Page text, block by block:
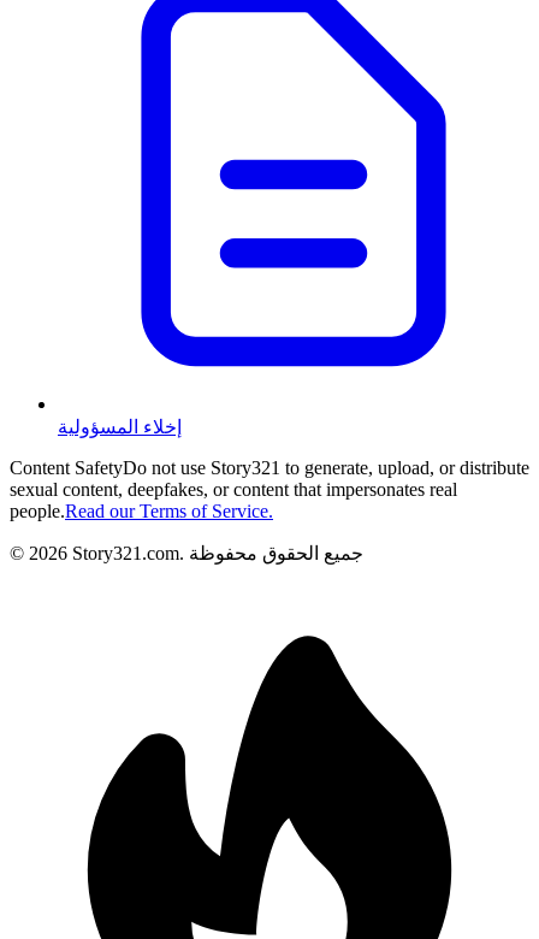
إخلاء المسؤولية
Content SafetyDo not use Story321 to generate, upload, or distribute
sexual content, deepfakes, or content that impersonates real
people.Read our Terms of Service.
© 2026 Story321.com. جميع الحقوق محفوظة